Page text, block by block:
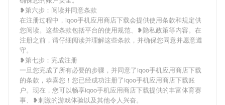
❥第六步：阅读并同意条款
在注册过程中，iqoo手机应用商店下载会提供使用条款和规定供
您阅读。这些条款包括平台的使用规范、❥隐私政策等内容。在
注册之前，请仔细阅读并理解这些条款，并确保您同意并愿意遵
守。
❥第七步：完成注册
一旦您完成了所有必要的步骤，并同意了iqoo手机应用商店下载
的条款，恭喜您！您已经成功注册了iqoo手机应用商店下载账
户。现在，您可以畅享iqoo手机应用商店下载提供的丰富体育赛
事、❥刺激的游戏体验以及其他令人兴奋。